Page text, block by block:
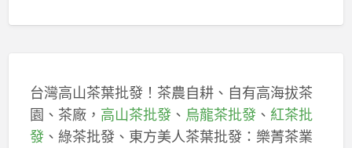
台灣高山茶葉批發！茶農自耕、自有高海拔茶
園、茶廠， 高山茶批發、 烏龍茶批發、 紅茶批
發、綠茶批發、東方美人茶葉批發：樂菁茶業